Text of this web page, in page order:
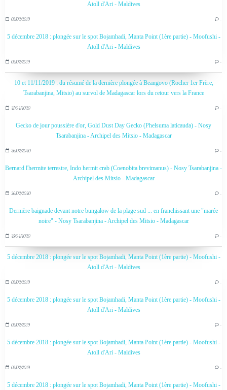
Atoll d'Ari - Maldives
03/02/2019 …
5 décembre 2018 : plongée sur le spot Bojamhadi, Manta Point (1ère partie) - Moofushi -
Atoll d'Ari - Maldives
03/02/2019 …
10 et 11/11/2019 : du résumé de la dernière plongée à Beangovo (Rocher 1er Frère,
Tsarabanjina, Mitsio) au survol de Madagascar lors du retour vers la France
27/02/2020 …
Gecko de jour poussière d'or, Gold Dust Day Gecko (Phelsuma laticauda) - Nosy
Tsarabanjina - Archipel des Mitsio - Madagascar
26/02/2020 …
Bernard l'hermite terrestre, Indo hermit crab (Coenobita brevimanus) - Nosy Tsarabanjina -
Archipel des Mitsio - Madagascar
26/02/2020 …
Dernière baignade devant notre bungalow de la plage sud ... en franchissant une "marée
noire" - Nosy Tsarabanjina - Archipel des Mitsio - Madagascar
25/02/2020 …
5 décembre 2018 : plongée sur le spot Bojamhadi, Manta Point (1ère partie) - Moofushi -
Atoll d'Ari - Maldives
03/02/2019 …
5 décembre 2018 : plongée sur le spot Bojamhadi, Manta Point (1ère partie) - Moofushi -
Atoll d'Ari - Maldives
03/02/2019 …
5 décembre 2018 : plongée sur le spot Bojamhadi, Manta Point (1ère partie) - Moofushi -
Atoll d'Ari - Maldives
03/02/2019 …
5 décembre 2018 : plongée sur le spot Bojamhadi, Manta Point (1ère partie) - Moofushi -